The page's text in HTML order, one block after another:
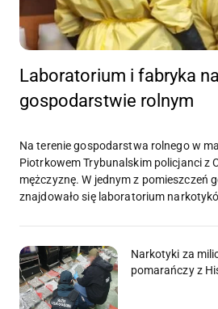
Laboratorium i fabryka
gospodarstwie rolnym
Na terenie gospodarstwa rolnego w
Piotrkowem Trybunalskim policjanci z
mężczyznę. W jednym z pomieszczeń
znajdowało się laboratorium
Narkotyki za
pomarańczy z